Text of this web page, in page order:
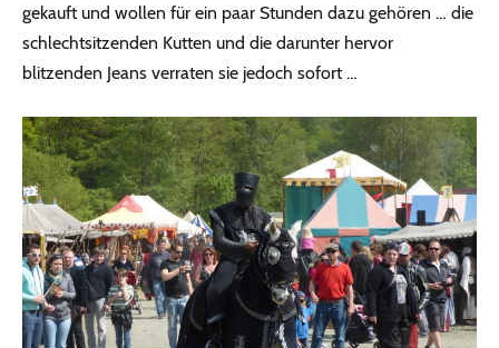
gekauft und wollen für ein paar Stunden dazu gehören … die
schlechtsitzenden Kutten und die darunter hervor
blitzenden Jeans verraten sie jedoch sofort …